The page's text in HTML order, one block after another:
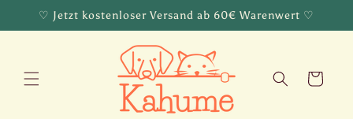
zum
Inhalt
♡ Jetzt kostenloser Versand ab 60€ Warenwert ♡
Warenkorb